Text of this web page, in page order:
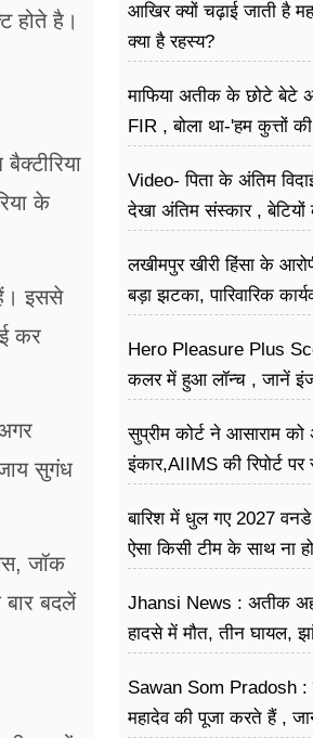
होते है।
के
इससे
कर
सुगंध
जॉक
बदलें
आखिर क्यों चढ़ाई जाती है
क्या है रहस्य?
माफिया अतीक के छोटे बेटे
FIR , बोला था-'हम कुत्तों
Video- पिता के अंतिम
देखा अंतिम संस्कार ,
लखीमपुर खीरी हिंसा के
बड़ा झटका, पारिवारिक
Hero Pleasure Plus
कलर में हुआ लॉन्च , जानें
सुप्रीम कोर्ट ने आसाराम
इंकार,AIIMS की रिपोर्ट
बारिश में धुल गए 2027
ऐसा किसी टीम के साथ ना
Jhansi News : अतीक
हादसे में मौत, तीन घायल,
Sawan Som Pradosh :
महादेव की पूजा करते हैं ,